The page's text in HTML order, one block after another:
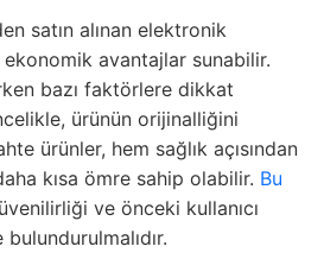
satın alınan elektronik
ekonomik avantajlar sunabilir.
bazı faktörlere dikkat
ürünün orijinalliğini
ürünler, hem sağlık açısından
kısa ömre sahip olabilir. Bu
ve önceki kullanıcı